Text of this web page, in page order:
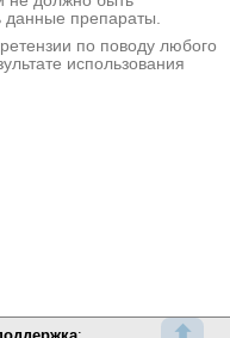
Волхонке
данные препараты.
по поводу любого
использования